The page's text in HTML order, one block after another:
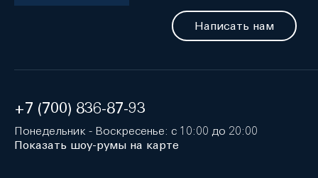
Написать нам
+7 (700) 836-87-93
Понедельник - Воскресенье: с 10:00 до 20:00
Показать шоу-румы на карте